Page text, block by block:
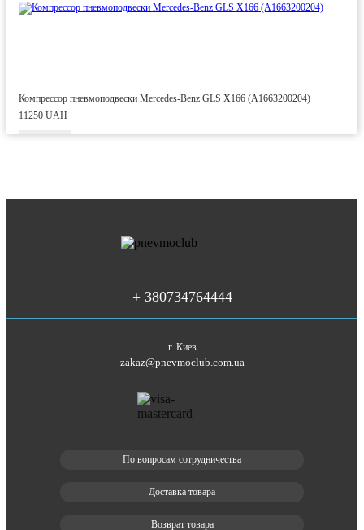
Компрессор пневмоподвески Mercedes-Benz GLS X166 (A1663200204)
11250 UAH
+ 380734764444
г. Киев
zakaz@pnevmoclub.com.ua
По вопросам сотрудничества
Доставка товара
Возврат товара